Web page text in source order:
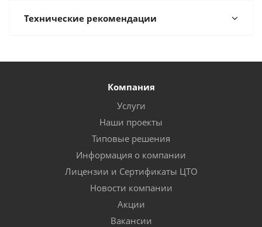
Технические рекомендации
Компания
Услуги
Наши проекты
Типовые решения
Информация о компании
Лицензии и Сертификаты ЦТО
Новости компании
Акции
Вакансии